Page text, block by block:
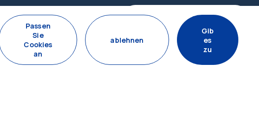
Per WhatsApp kontaktieren
Passen
Sie
Cookies
an
ablehnen
Gib
es
zu